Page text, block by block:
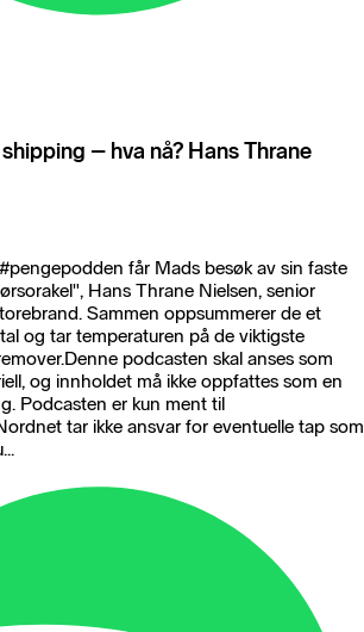
– hva nå? Hans Thrane
får Mads besøk av sin faste
Hans Thrane Nielsen, senior
Sammen oppsummerer de et
og tar temperaturen på de viktigste
podcasten skal anses som
og innholdet må ikke oppfattes som en
Podcasten er kun ment til
tar ikke ansvar for eventuelle tap som